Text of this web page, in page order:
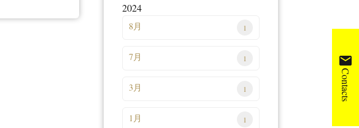
mail
Contacts
2024
8月 1
7月 1
3月 1
1月 1